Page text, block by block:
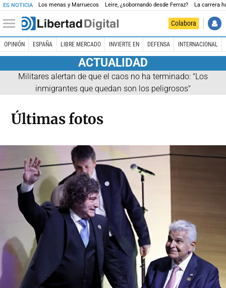
ES NOTICIA Los menas y Marruecos Leire, ¿sobornando desde Ferraz? La carrera
Colabora
OPINIÓN ESPAÑA LIBRE MERCADO INVIERTE EN DEFENSA INTERNACIONAL
ACTUALIDAD
Militares alertan de que el caos no ha terminado: "Los
inmigrantes que quedan son los peligrosos"
Últimas fotos